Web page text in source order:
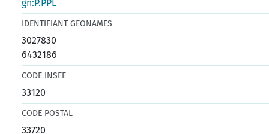
gn:P.PPL
IDENTIFIANT GEONAMES
3027830
6432186
CODE INSEE
33120
CODE POSTAL
33720